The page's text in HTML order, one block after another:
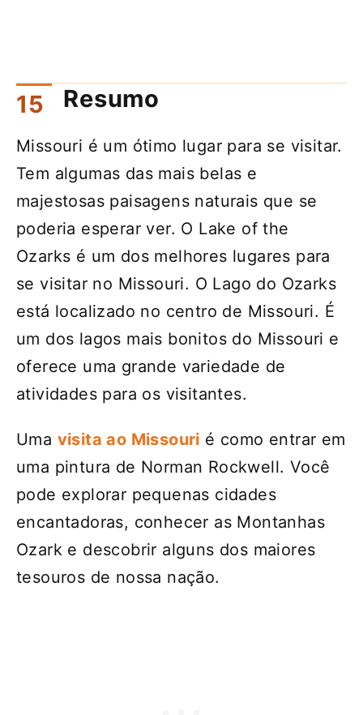
Resumo
Missouri é um ótimo lugar para se visitar.
Tem algumas das mais belas e
majestosas paisagens naturais que se
poderia esperar ver. O Lake of the
Ozarks é um dos melhores lugares para
se visitar no Missouri. O Lago do Ozarks
está localizado no centro de Missouri. É
um dos lagos mais bonitos do Missouri e
oferece uma grande variedade de
atividades para os visitantes.
Uma visita ao Missouri é como entrar em
uma pintura de Norman Rockwell. Você
pode explorar pequenas cidades
encantadoras, conhecer as Montanhas
Ozark e descobrir alguns dos maiores
tesouros de nossa nação.